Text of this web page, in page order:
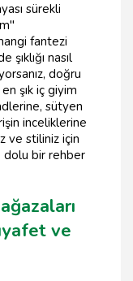
sürekli
fantezi
şıklığı nasıl
doğru
şık iç giyim
sütyen
inceliklerine
ve stiliniz için
dolu bir rehber
ve